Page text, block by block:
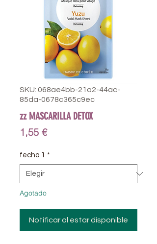
SKU: 068ae4bb-21a2-44ac-
85da-0678c365c9ec
zz MASCARILLA DETOX
1,55 €Precio
fecha 1 *
Agotado
Notificar al estar disponible